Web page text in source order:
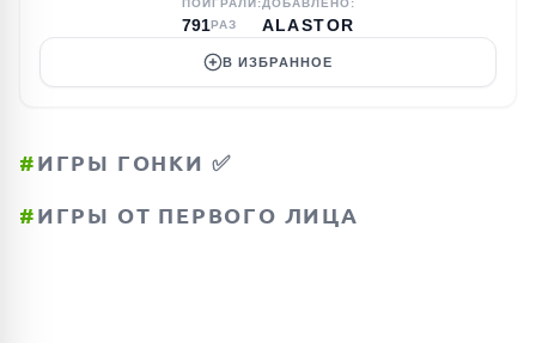
ПОИГРАЛИ:
791РАЗ
ДОБАВЛЕНО:
ALASTOR
В ИЗБРАННОЕ
#ИГРЫ ГОНКИ ✅
#ИГРЫ ОТ ПЕРВОГО ЛИЦА